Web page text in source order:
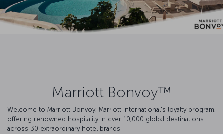
Marriott Bonvoy™
Welcome to Marriott Bonvoy, Marriott International's loyalty program,
offering renowned hospitality in over 10,000 global destinations
across 30 extraordinary hotel brands.